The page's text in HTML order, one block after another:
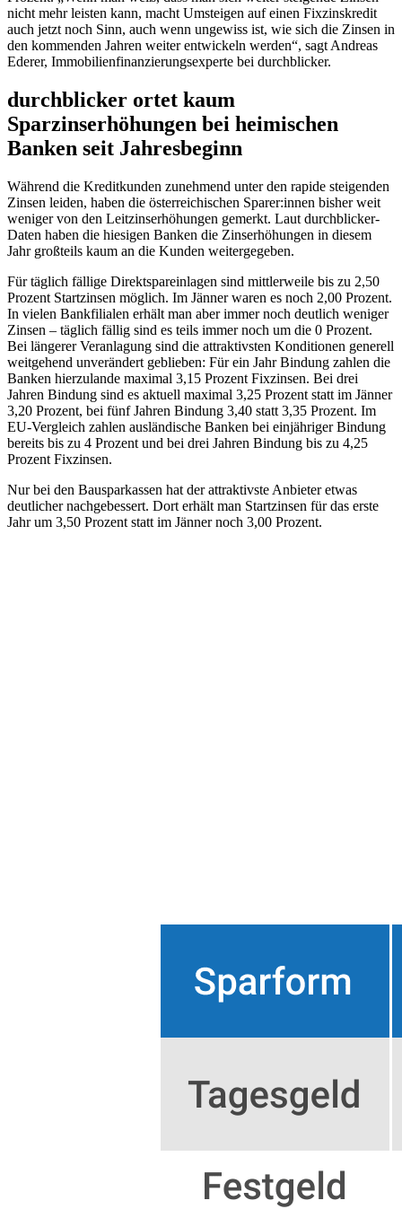
nicht mehr leisten kann, macht Umsteigen auf einen Fixzinskredit
auch jetzt noch Sinn, auch wenn ungewiss ist, wie sich die Zinsen in
den kommenden Jahren weiter entwickeln werden“, sagt Andreas
Ederer, Immobilienfinanzierungsexperte bei durchblicker.
durchblicker ortet kaum
Sparzinserhöhungen bei heimischen
Banken seit Jahresbeginn
Während die Kreditkunden zunehmend unter den rapide steigenden
Zinsen leiden, haben die österreichischen Sparer:innen bisher weit
weniger von den Leitzinserhöhungen gemerkt. Laut durchblicker-
Daten haben die hiesigen Banken die Zinserhöhungen in diesem
Jahr großteils kaum an die Kunden weitergegeben.
Für täglich fällige Direktspareinlagen sind mittlerweile bis zu 2,50
Prozent Startzinsen möglich. Im Jänner waren es noch 2,00 Prozent.
In vielen Bankfilialen erhält man aber immer noch deutlich weniger
Zinsen – täglich fällig sind es teils immer noch um die 0 Prozent.
Bei längerer Veranlagung sind die attraktivsten Konditionen generell
weitgehend unverändert geblieben: Für ein Jahr Bindung zahlen die
Banken hierzulande maximal 3,15 Prozent Fixzinsen. Bei drei
Jahren Bindung sind es aktuell maximal 3,25 Prozent statt im Jänner
3,20 Prozent, bei fünf Jahren Bindung 3,40 statt 3,35 Prozent. Im
EU-Vergleich zahlen ausländische Banken bei einjähriger Bindung
bereits bis zu 4 Prozent und bei drei Jahren Bindung bis zu 4,25
Prozent Fixzinsen.
Nur bei den Bausparkassen hat der attraktivste Anbieter etwas
deutlicher nachgebessert. Dort erhält man Startzinsen für das erste
Jahr um 3,50 Prozent statt im Jänner noch 3,00 Prozent.